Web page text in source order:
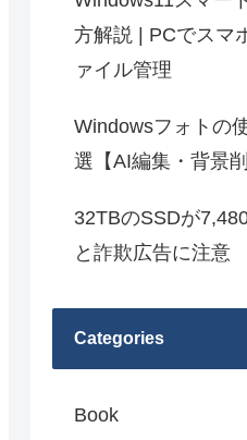
方解説 | PCでスマ
ァイル管理
Windowsフォトの
選【AI編集・背景
32TBのSSDが
と詐欺広告に注意
Categories
Book